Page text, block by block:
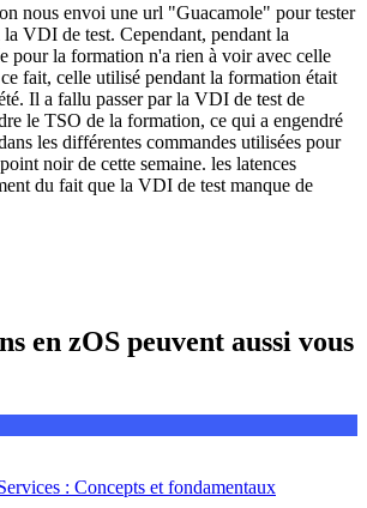
nous envoi une url "Guacamole" pour tester
la VDI de test. Cependant, pendant la
pour la formation n'a rien à voir avec celle
fait, celle utilisé pendant la formation était
Il a fallu passer par la VDI de test de
le TSO de la formation, ce qui a engendré
les différentes commandes utilisées pour
noir de cette semaine. les latences
du fait que la VDI de test manque de
en zOS peuvent aussi vous
: Concepts et fondamentaux